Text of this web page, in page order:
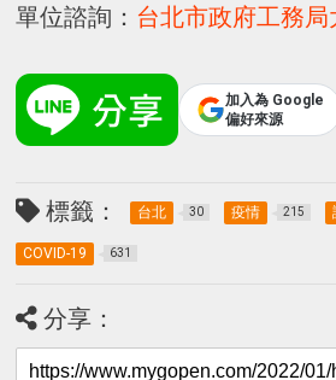
單位諮詢： 台北市政府工務
加入為 Google
偏好來源
標籤： 台北 30 疫情 215
COVID-19 631
分享：